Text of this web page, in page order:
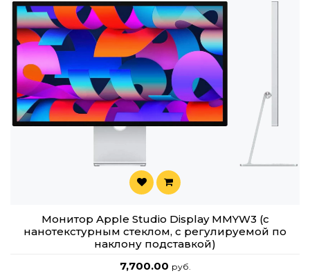
Монитор Apple Studio Display MMYW3 (с
нанотекстурным стеклом, с регулируемой по
наклону подставкой)
7,700.00 руб.